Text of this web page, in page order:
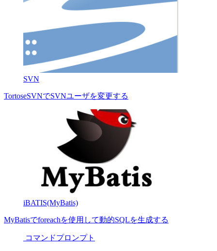
SVN
TortoseSVNでSVNユーザを変更する
iBATIS(MyBatis)
MyBatisでforeachを使用して動的SQLを生成する
コマンドプロンプト